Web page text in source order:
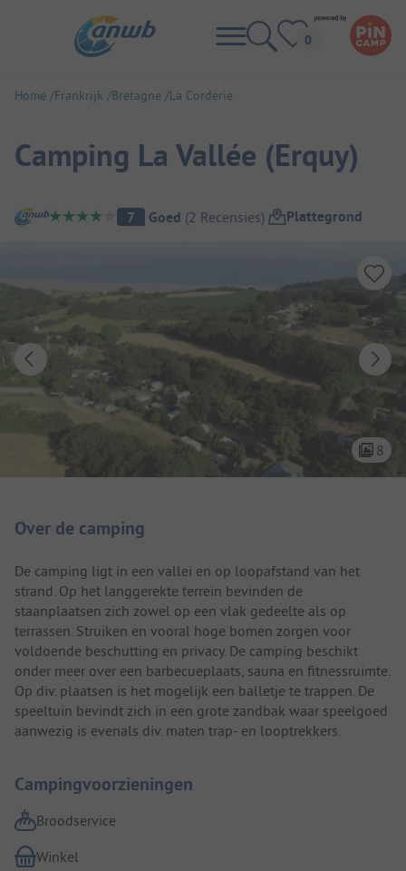
Home Frankrijk Bretagne La Corderie
Camping La Vallée (Erquy)
Camping overzicht
7 Goed (2 Recensies) Plattegrond
8
Over de camping
De camping ligt in een vallei en op loopafstand van het
strand. Op het langgerekte terrein bevinden de
staanplaatsen zich zowel op een vlak gedeelte als op
terrassen. Struiken en vooral hoge bomen zorgen voor
voldoende beschutting en privacy. De camping beschikt
onder meer over een barbecueplaats, sauna en fitnessruimte.
Op div. plaatsen is het mogelijk een balletje te trappen. De
speeltuin bevindt zich in een grote zandbak waar speelgoed
aanwezig is evenals div. maten trap- en looptrekkers.
Campingvoorzieningen
Broodservice
Winkel